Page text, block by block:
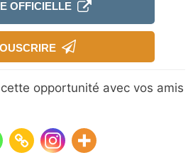
OFFICIELLE
opportunité avec vos amis